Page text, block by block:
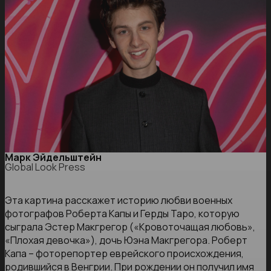
Марк Эйдельштейн
Global Look Press
Эта картина расскажет историю любви военных
фотографов Роберта Капы и Герды Таро, которую
сыграла Эстер Макгрегор («Кровоточащая любовь»,
«Плохая девочка»), дочь Юэна Макгрегора. Роберт
Капа – фоторепортер еврейского происхождения,
родившийся в Венгрии. При рождении он получил имя